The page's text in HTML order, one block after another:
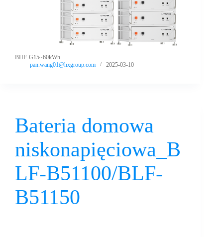
BHF-G15~60kWh
pan.wang01@hxgroup.com
2025-03-10
Bateria domowa
niskonapięciowa_B
LF-B51100/BLF-
B51150